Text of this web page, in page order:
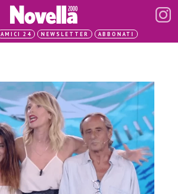
AMICI 24 NEWSLETTER ABBONATI